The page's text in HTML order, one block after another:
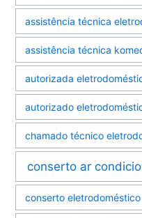
assistência técnica
assistência técnica
autorizada
autorizado
chamado técnico
conserto ar
conserto eletrodoméstico